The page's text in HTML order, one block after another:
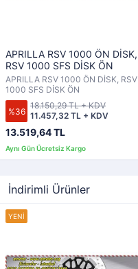
APRILLA RSV 1000 ÖN DİSK,
RSV 1000 SFS DİSK ÖN
APRILLA RSV 1000 ÖN DİSK, RSV
1000 SFS DİSK ÖN
%36
13.519,64 TL
11.457,32 TL + KDV
18.150,29 TL + KDV
İndirimli Ürünler